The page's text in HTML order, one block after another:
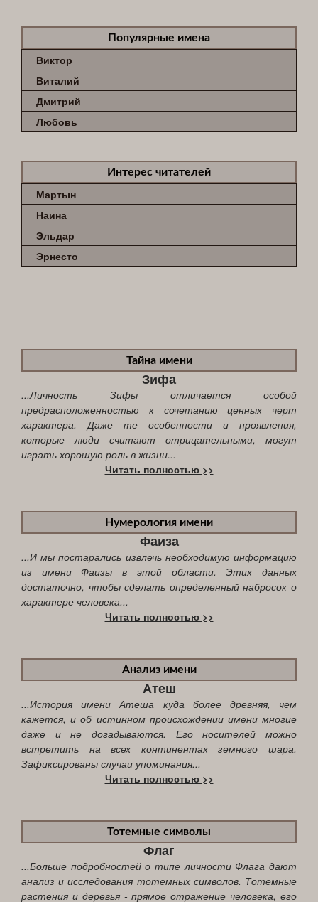
Популярные имена
Виктор
Виталий
Дмитрий
Любовь
Интерес читателей
Мартын
Наина
Эльдар
Эрнесто
Тайна имени
Зифа
...Личность Зифы отличается особой
предрасположенностью к сочетанию ценных черт
характера. Даже те особенности и проявления,
которые люди считают отрицательными, могут
играть хорошую роль в жизни...
Читать полностью >>
Нумерология имени
Фаиза
...И мы постарались извлечь необходимую информацию
из имени Фаизы в этой области. Этих данных
достаточно, чтобы сделать определенный набросок о
характере человека...
Читать полностью >>
Анализ имени
Атеш
...История имени Атеша куда более древняя, чем
кажется, и об истинном происхождении имени многие
даже и не догадываются. Его носителей можно
встретить на всех континентах земного шара.
Зафиксированы случаи упоминания...
Читать полностью >>
Тотемные символы
Флаг
...Больше подробностей о типе личности Флага дают
анализ и исследования тотемных символов. Тотемные
растения и деревья - прямое отражение человека, его